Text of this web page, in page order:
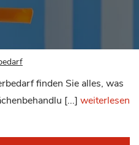
finden Sie alles, was
[...] weiterlesen